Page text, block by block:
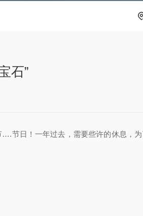
石”
节日！一年过去，需要些许的休息，